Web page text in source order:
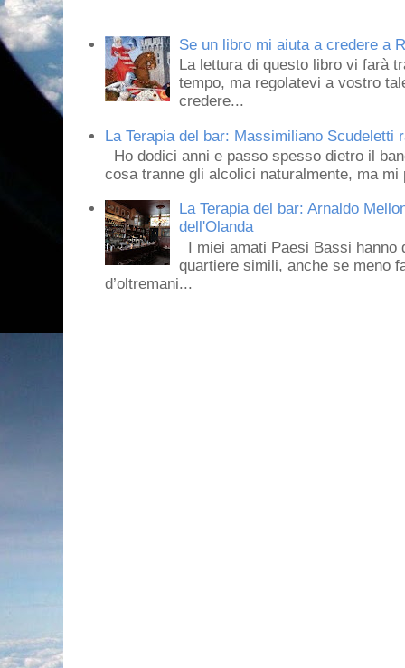
Se un libro mi aiuta a credere a
La lettura di questo libro vi farà
tempo, ma regolatevi a vostro
credere...
La Terapia del bar: Massimiliano
Ho dodici anni e passo spesso dietro il
cosa tranne gli alcolici naturalmente, ma mi
La Terapia del bar: Arnaldo
dell'Olanda
I miei amati Paesi Bassi
quartiere simili, anche se meno
d’oltremani...